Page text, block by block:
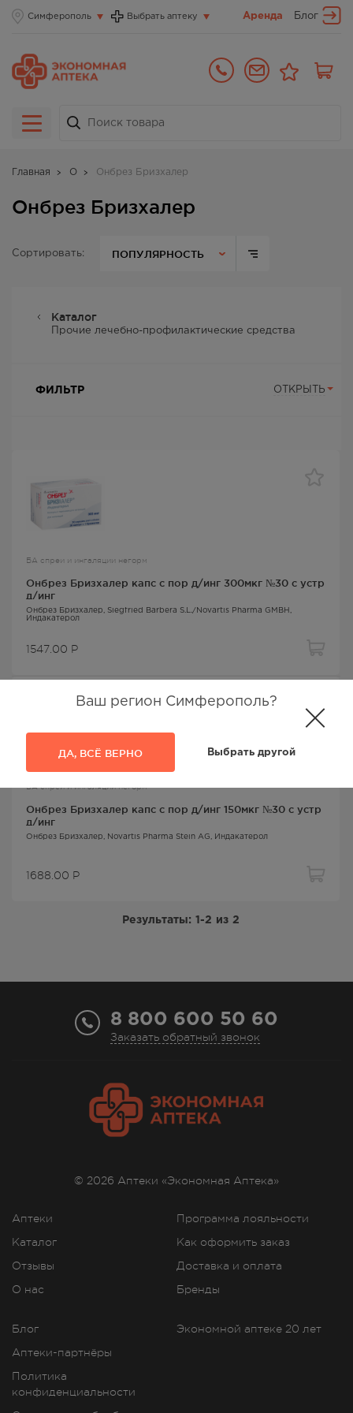
Симферополь
Ваш регион Симферополь?
ДА, ВСЁ ВЕРНО Выбрать другой
Выбрать аптеку Аренда Блог
Главная О Онбрез Бризхалер
Онбрез Бризхалер
Сортировать: ПОПУЛЯРНОСТЬ
Каталог
Прочие лечебно-профилактические средства
ФИЛЬТР ОТКРЫТЬ
БА спреи и ингаляции негорм
Онбрез Бризхалер капс с пор д/инг 300мкг №30 с устр
д/инг
Онбрез Бризхалер , Siegfried Barbera S.L./Novartis Pharma GMBH,
Индакатерол
1547.00 Р
БА спреи и ингаляции негорм
Онбрез Бризхалер капс с пор д/инг 150мкг №30 с устр
д/инг
Онбрез Бризхалер , Novartis Pharma Stein AG, Индакатерол
1688.00 Р
Результаты: 1-2 из 2
8 800 600 50 60
Заказать обратный звонок
Аптеки
Каталог
Отзывы
О нас
Программа лояльности
Как оформить заказ
Доставка и оплата
Бренды
Блог
Аптеки-партнёры
Политика
конфиденциальности
Экономной аптеке 20 лет
© 2026 Аптеки «Экономная Аптека»